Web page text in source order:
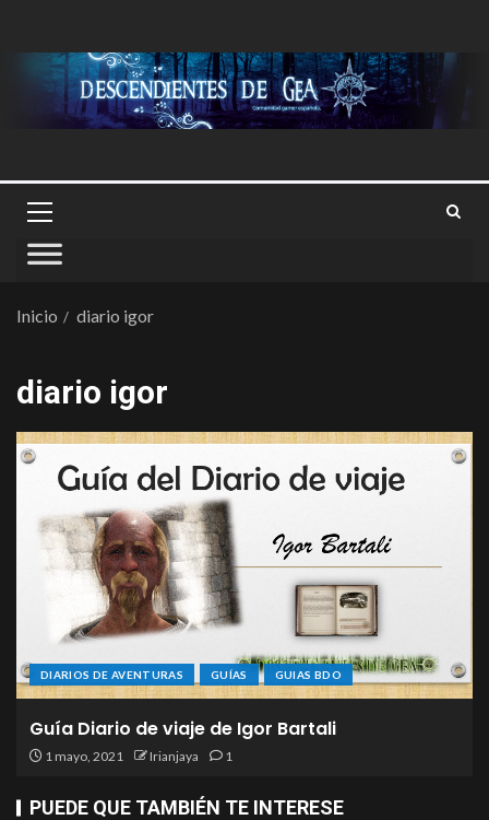
Inicio diario igor
diario igor
DIARIOS DE AVENTURAS GUÍAS GUIAS BDO
Guía Diario de viaje de Igor Bartali
1 mayo, 2021 Irianjaya 1
PUEDE QUE TAMBIÉN TE INTERESE